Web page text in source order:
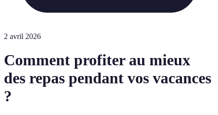
2 avril 2026
Comment profiter au mieux
des repas pendant vos vacances
?